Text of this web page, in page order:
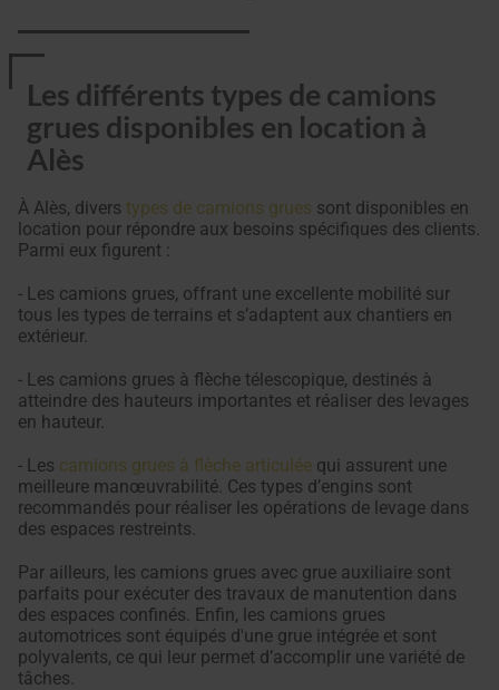
Les différents types de camions
grues disponibles en location à
Alès
À Alès, divers types de camions grues sont disponibles en
location pour répondre aux besoins spécifiques des clients.
Parmi eux figurent :
- Les camions grues, offrant une excellente mobilité sur
tous les types de terrains et s’adaptent aux chantiers en
extérieur.
- Les camions grues à flèche télescopique, destinés à
atteindre des hauteurs importantes et réaliser des levages
en hauteur.
- Les camions grues à flèche articulée qui assurent une
meilleure manœuvrabilité. Ces types d’engins sont
recommandés pour réaliser les opérations de levage dans
des espaces restreints.
Par ailleurs, les camions grues avec grue auxiliaire sont
parfaits pour exécuter des travaux de manutention dans
des espaces confinés. Enfin, les camions grues
automotrices sont équipés d'une grue intégrée et sont
polyvalents, ce qui leur permet d’accomplir une variété de
tâches.